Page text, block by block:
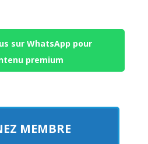
sur WhatsApp pour
premium
MEMBRE